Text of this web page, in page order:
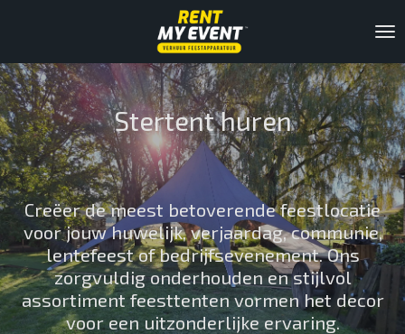
naar
de
hoofdinhoud
Stertent huren
Creëer de meest betoverende feestlocatie
voor jouw huwelijk, verjaardag, communie,
lentefeest of bedrijfsevenement. Ons
zorgvuldig onderhouden en stijlvol
assortiment feesttenten vormen het decor
voor een uitzonderlijke ervaring.